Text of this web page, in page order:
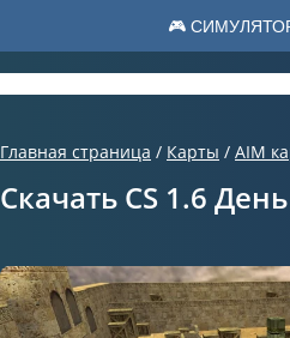
🎮
Главная страница / Карты / AIM
Скачать CS 1.6 День